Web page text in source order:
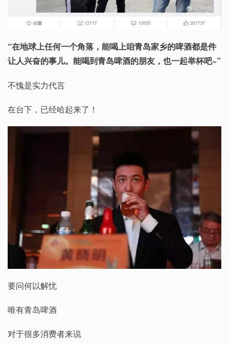
“在地球上任何一个角落，能喝上咱青岛家乡的啤酒都是件
让人兴奋的事儿。能喝到青岛啤酒的朋友，也一起举杯吧~”
不愧是实力代言
在台下，已经哈起来了！
要问何以解忧
唯有青岛啤酒
对于很多消费者来说